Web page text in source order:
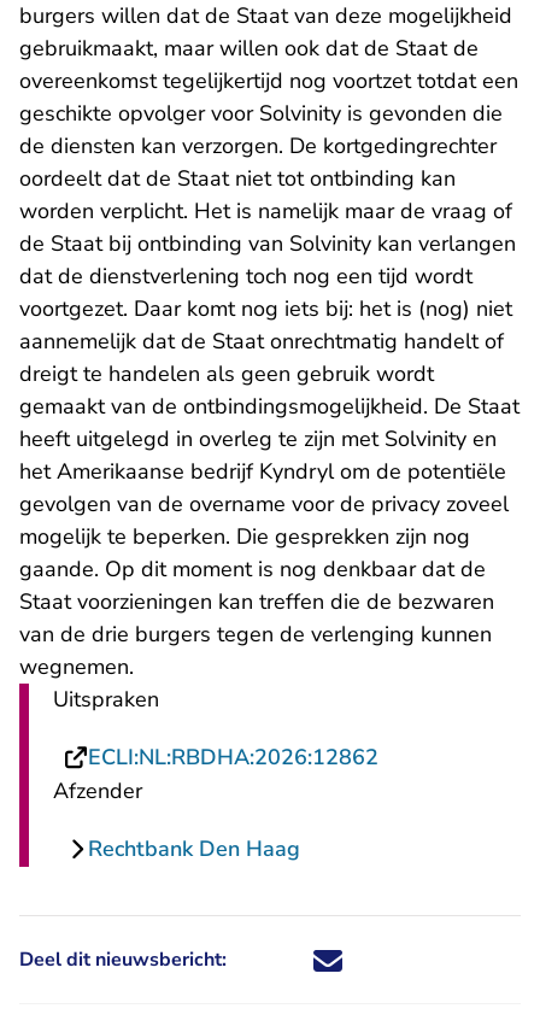
burgers willen dat de Staat van deze mogelijkheid
gebruikmaakt, maar willen ook dat de Staat de
overeenkomst tegelijkertijd nog voortzet totdat een
geschikte opvolger voor Solvinity is gevonden die
de diensten kan verzorgen. De kortgedingrechter
oordeelt dat de Staat niet tot ontbinding kan
worden verplicht. Het is namelijk maar de vraag of
de Staat bij ontbinding van Solvinity kan verlangen
dat de dienstverlening toch nog een tijd wordt
voortgezet. Daar komt nog iets bij: het is (nog) niet
aannemelijk dat de Staat onrechtmatig handelt of
dreigt te handelen als geen gebruik wordt
gemaakt van de ontbindingsmogelijkheid. De Staat
heeft uitgelegd in overleg te zijn met Solvinity en
het Amerikaanse bedrijf Kyndryl om de potentiële
gevolgen van de overname voor de privacy zoveel
mogelijk te beperken. Die gesprekken zijn nog
gaande. Op dit moment is nog denkbaar dat de
Staat voorzieningen kan treffen die de bezwaren
van de drie burgers tegen de verlenging kunnen
wegnemen.
Uitspraken
ECLI:NL:RBDHA:2026:12862
Afzender
Rechtbank Den Haag
Deel dit nieuwsbericht: Deel dit nieuwsbericht via X -
Deel dit nieuwsbericht via
Deel dit nieuwsbericht
Deel dit